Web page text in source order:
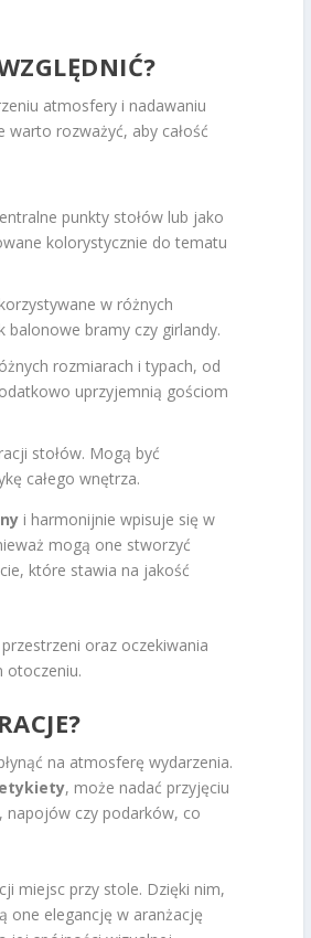
atmosfery i nadawaniu
warto rozważyć, aby całość
punkty stołów lub jako
kolorystycznie do tematu
w różnych
bramy czy girlandy.
rozmiarach i typach, od
uprzyjemnią gościom
stołów. Mogą być
całego wnętrza.
i harmonijnie wpisuje się w
mogą one stworzyć
które stawia na jakość
oraz oczekiwania
otoczeniu.
na atmosferę wydarzenia.
, może nadać przyjęciu
napojów czy podarków, co
miejsc przy stole. Dzięki nim,
one elegancję w aranżację